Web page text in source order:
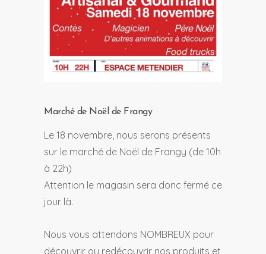
Marché de Noël de Frangy
Le 18 novembre, nous serons présents
sur le marché de Noël de Frangy (de 10h
à 22h)
Attention le magasin sera donc fermé ce
jour là.
Nous vous attendons NOMBREUX pour
découvrir ou redécouvrir nos produits et